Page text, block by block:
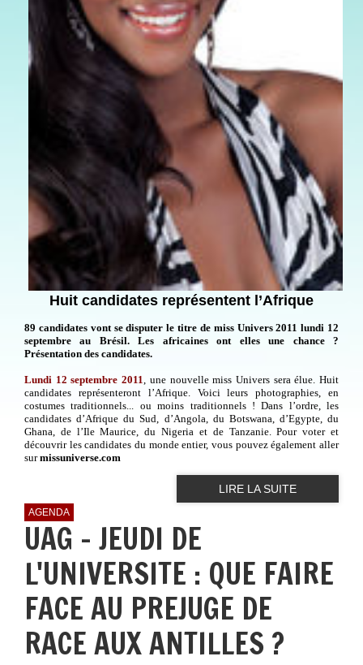
Huit candidates représentent l’Afrique
89 candidates vont se disputer le titre de miss Univers 2011 lundi 12
septembre au Brésil. Les africaines ont elles une chance ?
Présentation des candidates.
Lundi 12 septembre 2011
, une nouvelle miss Univers sera élue. Huit
candidates représenteront l’Afrique. Voici leurs photographies, en
costumes traditionnels... ou moins traditionnels ! Dans l’ordre, les
candidates d’Afrique du Sud, d’Angola, du Botswana, d’Egypte, du
Ghana, de l’Ile Maurice, du Nigeria et de Tanzanie. Pour voter et
découvrir les candidates du monde entier, vous pouvez également aller
surmissuniverse.com
LIRE LA SUITE
AGENDA
UAG - JEUDI DE
L'UNIVERSITE : QUE FAIRE
FACE AU PREJUGE DE
RACE AUX ANTILLES ?